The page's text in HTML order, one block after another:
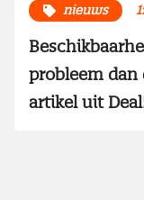
nieuws
probleem dan
artikel uit